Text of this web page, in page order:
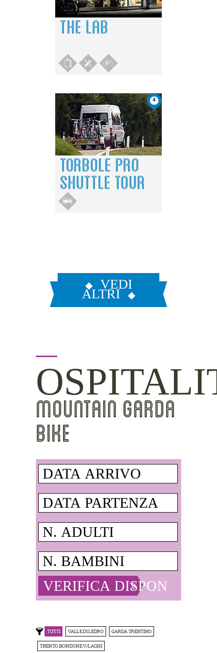
THE LAB
4
TORBOLE PRO
SHUTTLE TOUR
VEDI
ALTRI
MOUNTAIN GARDA
BIKE
TUTTI VALLE DI LEDRO GARDA TRENTINO
TRENTO BONDONE V/LAGHI